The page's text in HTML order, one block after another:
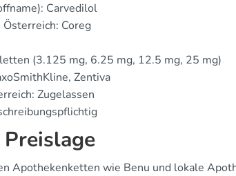
Carvedilol
Coreg
(3.125 mg, 6.25 mg, 12.5 mg, 25 mg)
Zentiva
Zugelassen
Apothekenketten wie Benu und lokale